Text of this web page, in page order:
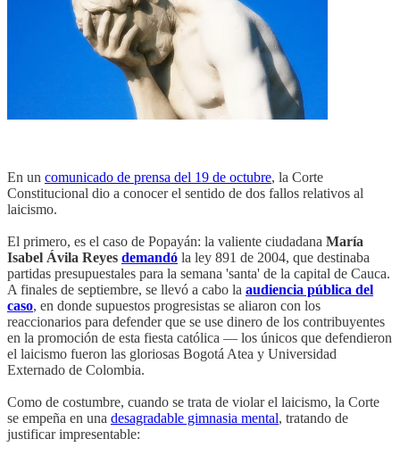
En un comunicado de prensa del 19 de octubre, la Corte
Constitucional dio a conocer el sentido de dos fallos relativos al
laicismo.
El primero, es el caso de Popayán: la valiente ciudadana María
Isabel Ávila Reyes demandó la ley 891 de 2004, que destinaba
partidas presupuestales para la semana 'santa' de la capital de Cauca.
A finales de septiembre, se llevó a cabo la audiencia pública del
caso, en donde supuestos progresistas se aliaron con los
reaccionarios para defender que se use dinero de los contribuyentes
en la promoción de esta fiesta católica — los únicos que defendieron
el laicismo fueron las gloriosas Bogotá Atea y Universidad
Externado de Colombia.
Como de costumbre, cuando se trata de violar el laicismo, la Corte
se empeña en una desagradable gimnasia mental, tratando de
justificar impresentable: